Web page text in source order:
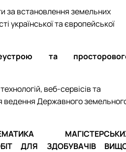
за встановлення земельних
української та європейської
та
веб-сервісів та
ведення Державного
ДЛЯ ЗДОБУВАЧІВ